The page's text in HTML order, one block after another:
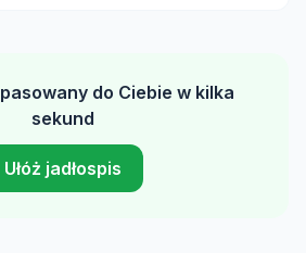
do Ciebie w kilka
sekund
Ułóż jadłospis